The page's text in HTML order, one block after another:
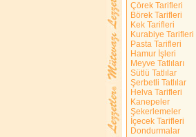
Çörek Tarifleri
Börek Tarifleri
Kek Tarifleri
Kurabiye Tarifleri
Pasta Tarifleri
Hamur İşleri
Meyve Tatlıları
Sütlü Tatlılar
Şerbetli Tatlılar
Helva Tarifleri
Kanepeler
Şekerlemeler
İçecek Tarifleri
Dondurmalar